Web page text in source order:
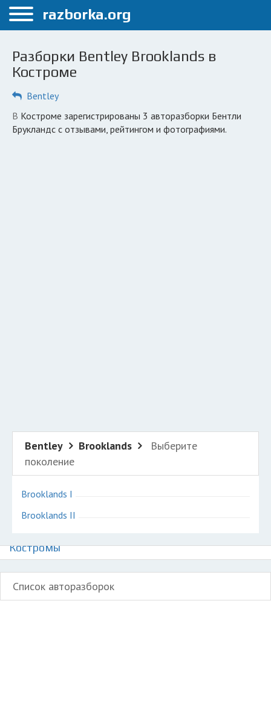
Меню
Кострома
Каталог разборок
Автосервисы
Разборки Bentley Brooklands в
Костроме
Bentley
в Костроме зарегистрированы 3 авторазборки Бентли
Брукландс с отзывами, рейтингом и фотографиями.
Bentley Brooklands
Выберите
поколение
Brooklands I
Brooklands II
Костромы
Список авторазборок
razborka.org